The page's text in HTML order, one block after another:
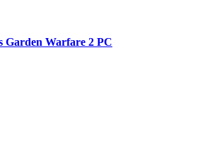
Garden Warfare 2 PC